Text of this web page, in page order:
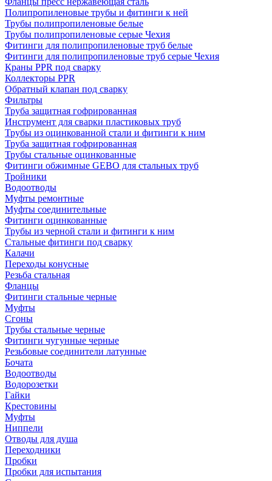
Полипропиленовые трубы и фитинги к ней
Трубы полипропиленовые белые
Трубы полипропиленовые серые Чехия
Фитинги для полипропиленовые труб белые
Фитинги для полипропиленовые труб серые Чехия
Краны PPR под сварку
Коллекторы PPR
Обратный клапан под сварку
Фильтры
Труба защитная гофрированная
Инструмент для сварки пластиковых труб
Трубы из оцинкованной стали и фитинги к ним
Труба защитная гофрированная
Трубы стальные оцинкованные
Фитинги обжимные GEBO для стальных труб
Тройники
Водоотводы
Муфты ремонтные
Муфты соединительные
Фитинги оцинкованные
Трубы из черной стали и фитинги к ним
Стальные фитинги под сварку
Калачи
Переходы конусные
Резьба стальная
Фланцы
Фитинги стальные черные
Муфты
Сгоны
Трубы стальные черные
Фитинги чугунные черные
Резьбовые соединители латунные
Бочата
Водоотводы
Водорозетки
Гайки
Крестовины
Муфты
Ниппели
Отводы для душа
Переходники
Пробки
Пробки для испытания